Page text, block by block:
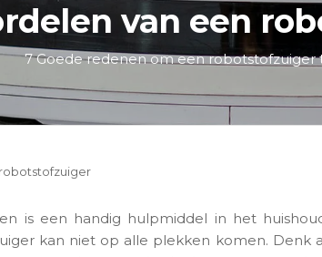
van een
7 Goede redenen om een robotstofzuiger
is een handig hulpmiddel in het
kan niet op alle plekken komen. Denk